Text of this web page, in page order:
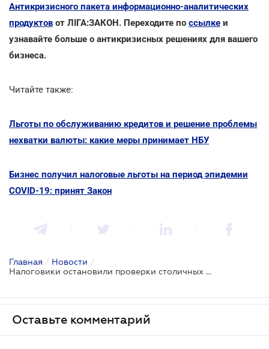
Антикризисного пакета информационно-аналитических
продуктов от ЛІГА:ЗАКОН. Переходите по ссылке и
узнавайте больше о антикризисных решениях для вашего
бизнеса.
Читайте также:
Льготы по обслуживанию кредитов и решение проблемы
нехватки валюты: какие меры принимает НБУ
Бизнес получил налоговые льготы на период эпидемии
COVID-19: принят Закон
Главная / Новости /
Налоговики остановили проверки столичных предпринимателей
Оставьте комментарий